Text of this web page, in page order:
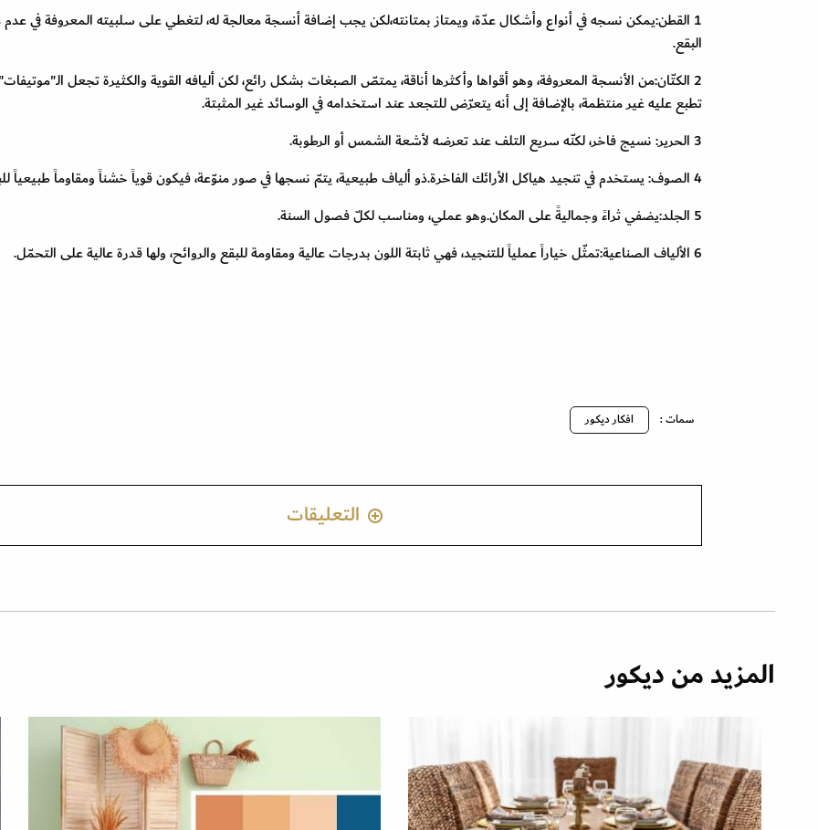
1 القطن:يمكن نسجه في أنواع وأشكال عدّة، ويمتاز بمتانته،لكن يجب إضافة أنسجة معالجة له، لتغطي على سلبيته المعروفة في عدم
البقع.
2 الكتّان:من الأنسجة المعروفة، وهو أقواها وأكثرها أناقة، يمتصّ الصبغات بشكل رائع، لكن أليافه القوية والكثيرة تجعل
تطبع عليه غير منتظمة، بالإضافة إلى أنه يتعرّض للتجعد عند استخدامه في الوسائد غير المثبتة.
3 الحرير: نسيج فاخر، لكنّه سريع التلف عند تعرضه لأشعة الشمس أو الرطوبة.
4 الصوف: يستخدم في تنجيد هياكل الأرائك الفاخرة.ذو ألياف طبيعية، يتمّ نسجها في صور منوّعة، فيكون قوياً خشناً ومقاوماً طبيعياً للبقع.
5 الجلد:يضفي ثراءً وجماليةً على المكان.وهو عملي، ومناسب لكلّ فصول السنة.
6 الألياف الصناعية:تمثّل خياراً عملياً للتنجيد، فهي ثابتة اللون بدرجات عالية ومقاومة للبقع والروائح، ولها قدرة عالية على التحمّل.
سمات : افكار ديكور
التعليقات
المزيد من ديكور